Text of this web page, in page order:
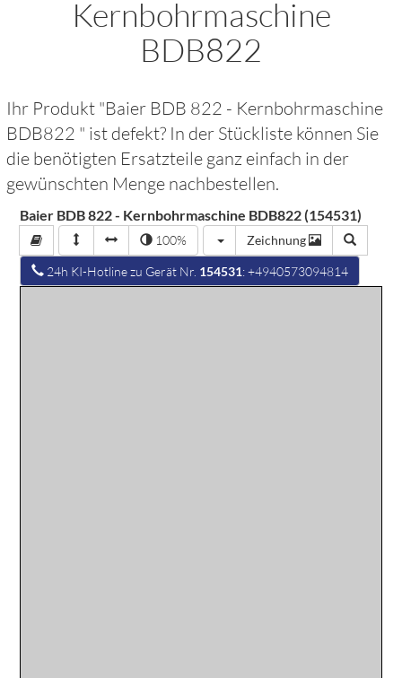
Kernbohrmaschine
BDB822
Ihr Produkt "Baier BDB 822 - Kernbohrmaschine
BDB822 " ist defekt? In der Stückliste können Sie
die benötigten Ersatzteile ganz einfach in der
gewünschten Menge nachbestellen.
Baier BDB 822 - Kernbohrmaschine BDB822 (154531)
100% Zeichnung
24h KI-Hotline zu Gerät Nr. 154531: +4940573094814